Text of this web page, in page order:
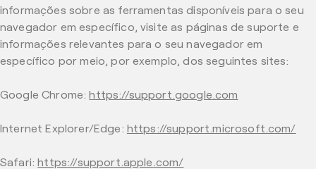
informações sobre as ferramentas disponíveis para o seu
navegador em específico, visite as páginas de suporte e
informações relevantes para o seu navegador em
específico por meio, por exemplo, dos seguintes sites:
Google Chrome:https://support.google.com
Internet Explorer/Edge: https://support.microsoft.com/
Safari:https://support.apple.com/